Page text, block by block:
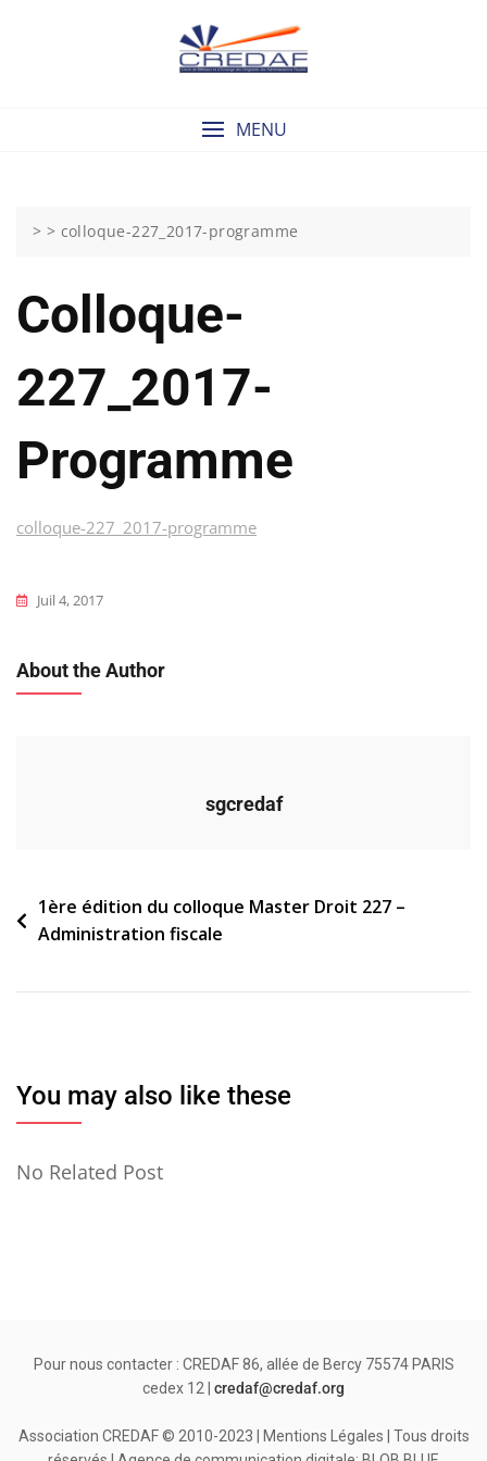
MENU
> > colloque-227_2017-programme
Colloque-
227_2017-
Programme
colloque-227_2017-programme
Juil 4, 2017
About the Author
sgcredaf
Navigation
de
1ère édition du colloque Master Droit 227 –
Administration fiscale
You may also like these
No Related Post
Pour nous contacter : CREDAF 86, allée de Bercy 75574 PARIS
cedex 12 | credaf@credaf.org
Association CREDAF © 2010-2023 | Mentions Légales | Tous droits